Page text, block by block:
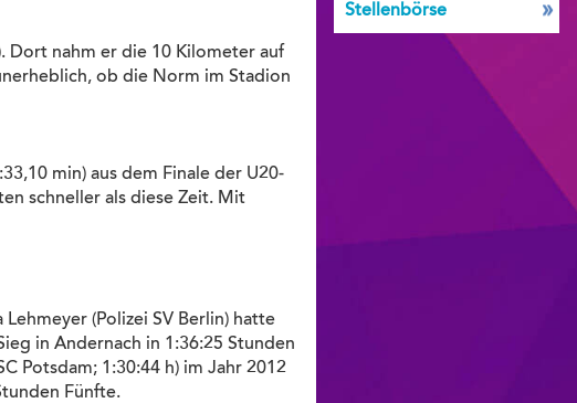
Dort nahm er die 10 Kilometer auf
ob die Norm im Stadion
min) aus dem Finale der U20-
schneller als diese Zeit. Mit
(Polizei SV Berlin) hatte
in Andernach in 1:36:25 Stunden
Potsdam; 1:30:44 h) im Jahr 2012
Fünfte.
Stellenbörse